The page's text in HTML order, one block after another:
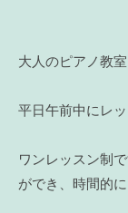
大人のピアノ教
平日午前中にレ
ワンレッスン制
ができ、時間的